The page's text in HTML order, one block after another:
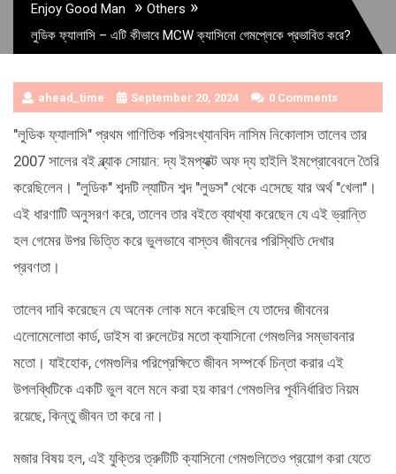
Enjoy Good Man » Others »
লুডিক ফ্যালাসি – এটি কীভাবে MCW ক্যাসিনো গেমপ্লেকে প্রভাবিত করে?
ahead_time September 20, 2024 0 Comments
"লুডিক ফ্যালাসি" প্রথম গাণিতিক পরিসংখ্যানবিদ নাসিম নিকোলাস তালেব তার
2007 সালের বই ব্ল্যাক সোয়ান: দ্য ইমপ্যাক্ট অফ দ্য হাইলি ইমপ্রোবেবলে তৈরি
করেছিলেন। "লুডিক" শব্দটি ল্যাটিন শব্দ "লুডস" থেকে এসেছে যার অর্থ "খেলা"।
এই ধারণাটি অনুসরণ করে, তালেব তার বইতে ব্যাখ্যা করেছেন যে এই ভ্রান্তি
হল গেমের উপর ভিত্তি করে ভুলভাবে বাস্তব জীবনের পরিস্থিতি দেখার
প্রবণতা।
তালেব দাবি করেছেন যে অনেক লোক মনে করেছিল যে তাদের জীবনের
এলোমেলোতা কার্ড, ডাইস বা রুলেটের মতো ক্যাসিনো গেমগুলির সম্ভাবনার
মতো। যাইহোক, গেমগুলির পরিপ্রেক্ষিতে জীবন সম্পর্কে চিন্তা করার এই
উপলব্ধিটিকে একটি ভুল বলে মনে করা হয় কারণ গেমগুলির পূর্বনির্ধারিত নিয়ম
রয়েছে, কিন্তু জীবন তা করে না।
মজার বিষয় হল, এই যুক্তির ত্রুটিটি ক্যাসিনো গেমগুলিতেও প্রয়োগ করা যেতে